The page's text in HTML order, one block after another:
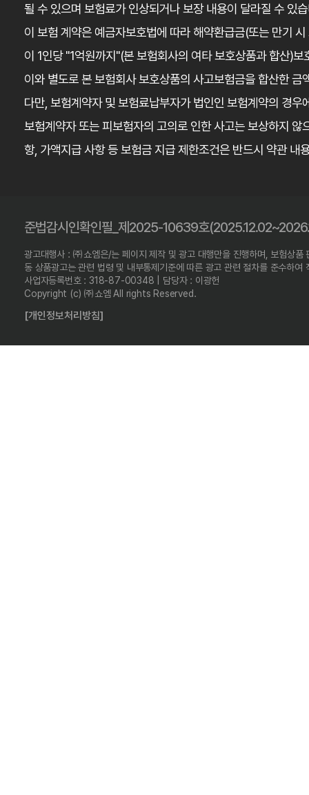
될 수 있으며 보험료가 인상되거나 보장 내용이 달라질 수 있
이 보험 계약은 예금자보호법에 따라 해약환급금(또는 만기
이 1인당 "1억원까지"(본 보험회사의 여타 보호상품과 합산)보
이와 별도로 본 보험회사 보호상품의 사고보험금을 합산한 금
다만, 보험계약자 및 보험료납부자가 법인인 보험계약의 경우
보험계약자 또는 피보험자의 고의로 인한 사고는 보상하지 않
항, 가액지급 사항 등 보험금 지급 제한조건은 반드시 약관 내
준법감시인확인필_제2025-10639호
광고대행사 : ㈜쇼엠은/는 페이지 제작 및 광고 대행만을 진행하며, 보험상품
동 상품광고는 관련 법령 및 내부통제기준에 따른 광고 관련 절차를 준수하여
사업자등록번호 : 318-87-00348 | 담당자 : 이광헌
Copyright (c) ㈜쇼엠 All rights Reserved.
[개인정보처리방침]